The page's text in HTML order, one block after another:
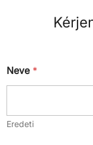
Neve *
Eredeti